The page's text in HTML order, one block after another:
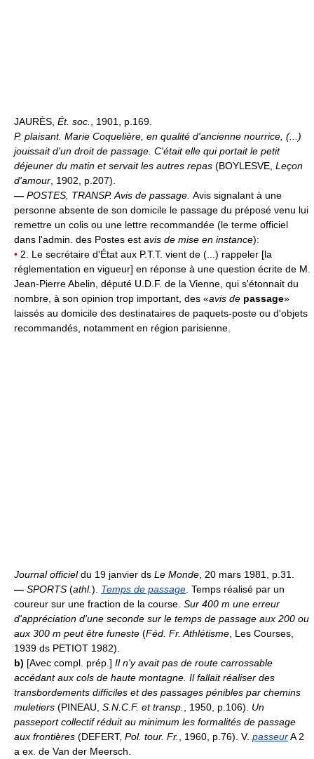
JAURÈS, Ét. soc.
, 1901, p.169.
P. plaisant. Marie Coquelière, en qualité d'ancienne nourrice, (...)
jouissait d'un droit de passage. C'était elle qui portait le petit
déjeuner du matin et servait les autres repas (BOYLESVE, Leçon
d'amour , 1902, p.207).
— POSTES, TRANSP. Avis de passage. Avis signalant à une
personne absente de son domicile le passage du préposé venu lui
remettre un colis ou une lettre recommandée (le terme officiel
dans l'admin. des Postes est avis de mise en instance):
• 2. Le secrétaire d'État aux P.T.T. vient de (...) rappeler [la
réglementation en vigueur] en réponse à une question écrite de M.
Jean-Pierre Abelin, député U.D.F. de la Vienne, qui s'étonnait du
nombre, à son opinion trop important, des «avis de passage»
laissés au domicile des destinataires de paquets-poste ou d'objets
recommandés, notamment en région parisienne.
Journal officieldu 19 janvier ds Le Monde , 20 mars 1981, p.31.
— SPORTS (athl.). Temps de passage . Temps réalisé par un
coureur sur une fraction de la course. Sur 400 m une erreur
d'appréciation d'une seconde sur le temps de passage aux 200 ou
aux 300 m peut être funeste (Féd. Fr. Athlétisme , Les Courses,
1939 ds PETIOT 1982).
b) [Avec compl. prép.] Il n'y avait pas de route carrossable
accédant aux cols de haute montagne. Il fallait réaliser des
transbordements difficiles et des passages pénibles par chemins
muletiers (PINEAU, S.N.C.F. et transp. , 1950, p.106). Un
passeport collectif réduit au minimum les formalités de passage
aux frontières (DEFERT, Pol. tour. Fr. , 1960, p.76). V. passeurA 2
a ex. de Van der Meersch.